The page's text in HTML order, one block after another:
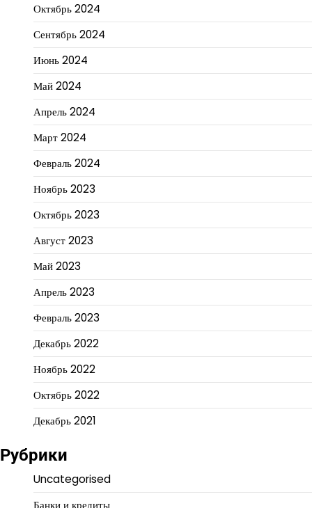
Октябрь 2024
Сентябрь 2024
Июнь 2024
Май 2024
Апрель 2024
Март 2024
Февраль 2024
Ноябрь 2023
Октябрь 2023
Август 2023
Май 2023
Апрель 2023
Февраль 2023
Декабрь 2022
Ноябрь 2022
Октябрь 2022
Декабрь 2021
Рубрики
Uncategorised
Банки и кредиты